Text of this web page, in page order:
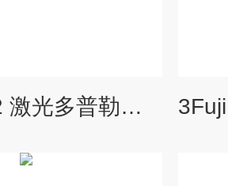
4型号 1522 激光多普勒传感器（等级 3B）